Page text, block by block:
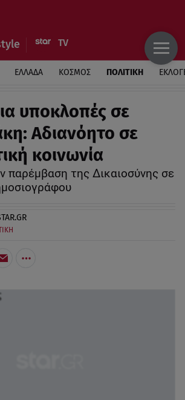
ΕΛΛΑΔΑ ΚΟΣΜΟΣ ΠΟΛΙΤΙΚΗ
υποκλοπές σε
Αδιανόητο σε
κοινωνία
παρέμβαση της Δικαιοσύνης σε